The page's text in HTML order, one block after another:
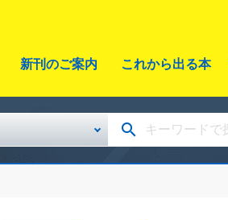
新刊のご案内 これから出る本